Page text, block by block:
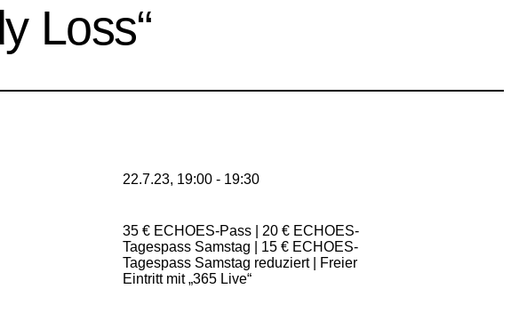
Loss“
22.7.23, 19:00 - 19:30
35 € ECHOES-Pass | 20 € ECHOES-
Tagespass Samstag | 15 € ECHOES-
Tagespass Samstag reduziert | Freier
Eintritt mit „365 Live“